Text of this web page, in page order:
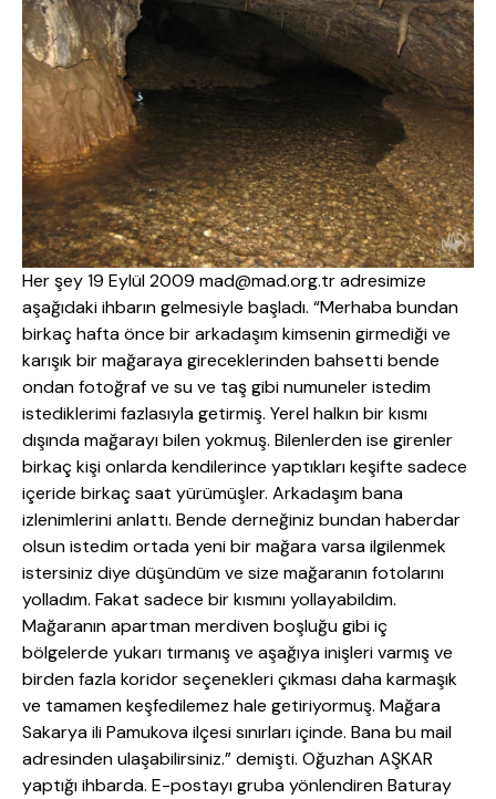
Her şey 19 Eylül 2009 mad@mad.org.tr adresimize
aşağıdaki ihbarın gelmesiyle başladı. “Merhaba bundan
birkaç hafta önce bir arkadaşım kimsenin girmediği ve
karışık bir mağaraya gireceklerinden bahsetti bende
ondan fotoğraf ve su ve taş gibi numuneler istedim
istediklerimi fazlasıyla getirmiş. Yerel halkın bir kısmı
dışında mağarayı bilen yokmuş. Bilenlerden ise girenler
birkaç kişi onlarda kendilerince yaptıkları keşifte sadece
içeride birkaç saat yürümüşler. Arkadaşım bana
izlenimlerini anlattı. Bende derneğiniz bundan haberdar
olsun istedim ortada yeni bir mağara varsa ilgilenmek
istersiniz diye düşündüm ve size mağaranın fotolarını
yolladım. Fakat sadece bir kısmını yollayabildim.
Mağaranın apartman merdiven boşluğu gibi iç
bölgelerde yukarı tırmanış ve aşağıya inişleri varmış ve
birden fazla koridor seçenekleri çıkması daha karmaşık
ve tamamen keşfedilemez hale getiriyormuş. Mağara
Sakarya ili Pamukova ilçesi sınırları içinde. Bana bu mail
adresinden ulaşabilirsiniz.” demişti. Oğuzhan AŞKAR
yaptığı ihbarda. E-postayı gruba yönlendiren Baturay